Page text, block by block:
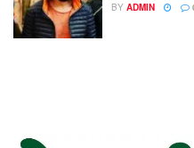
BY ADMIN